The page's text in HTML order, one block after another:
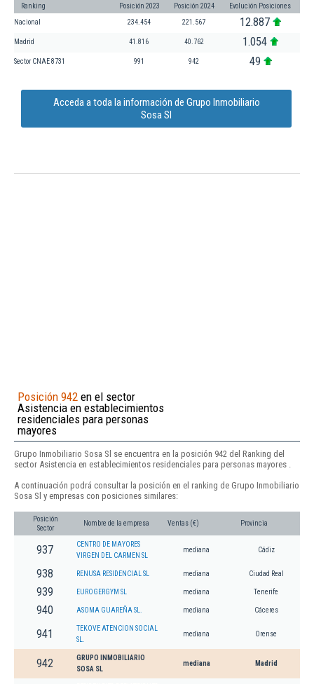
Ranking Posición 2023 Posición 2024 Evolución Posiciones
Nacional 234.454 221.567 12.887
Madrid 41.816 40.762 1.054
Sector CNAE 8731 991 942 49
Acceda a toda la información de Grupo Inmobiliario
Sosa Sl
Posición 942 en el sector
Asistencia en establecimientos
residenciales para personas
mayores
Grupo Inmobiliario Sosa Sl se encuentra en la posición 942 del Ranking del
sector Asistencia en establecimientos residenciales para personas mayores .
A continuación podrá consultar la posición en el ranking de Grupo Inmobiliario
Sosa Sl y empresas con posiciones similares:
Posición
Sector
Nombre de la empresa Ventas (€) Provincia
937
CENTRO DE MAYORES
VIRGEN DEL CARMEN SL
mediana Cádiz
938 RENUSA RESIDENCIAL SL mediana Ciudad Real
939 EUROGERGYM SL mediana Tenerife
940 ASOMA GUAREÑA SL. mediana Cáceres
941
TEKOVE ATENCION SOCIAL
SL.
mediana Orense
942
GRUPO INMOBILIARIO
SOSA SL
mediana Madrid